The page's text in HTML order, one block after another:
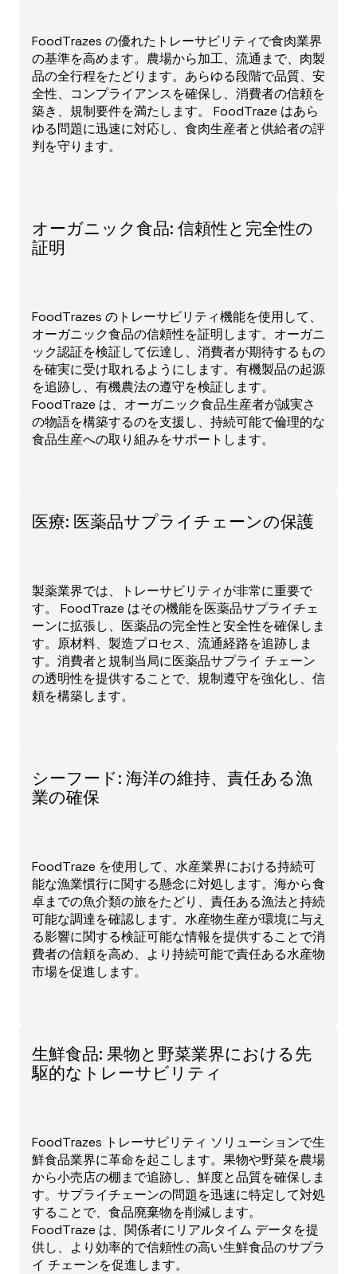
FoodTrazes の優れたトレーサビリティで食肉業界
の基準を高めます。農場から加工、流通まで、肉製
品の全行程をたどります。あらゆる段階で品質、安
全性、コンプライアンスを確保し、消費者の信頼を
築き、規制要件を満たします。 FoodTraze はあら
ゆる問題に迅速に対応し、食肉生産者と供給者の評
判を守ります。
オーガニック食品: 信頼性と完全性の
証明
FoodTrazes のトレーサビリティ機能を使用して、
オーガニック食品の信頼性を証明します。オーガニ
ック認証を検証して伝達し、消費者が期待するもの
を確実に受け取れるようにします。有機製品の起源
を追跡し、有機農法の遵守を検証します。
FoodTraze は、オーガニック食品生産者が誠実さ
の物語を構築するのを支援し、持続可能で倫理的な
食品生産への取り組みをサポートします。
医療: 医薬品サプライチェーンの保護
製薬業界では、トレーサビリティが非常に重要で
す。 FoodTraze はその機能を医薬品サプライチェ
ーンに拡張し、医薬品の完全性と安全性を確保しま
す。原材料、製造プロセス、流通経路を追跡しま
す。消費者と規制当局に医薬品サプライ チェーン
の透明性を提供することで、規制遵守を強化し、信
頼を構築します。
シーフード: 海洋の維持、責任ある漁
業の確保
FoodTraze を使用して、水産業界における持続可
能な漁業慣行に関する懸念に対処します。海から食
卓までの魚介類の旅をたどり、責任ある漁法と持続
可能な調達を確認します。水産物生産が環境に与え
る影響に関する検証可能な情報を提供することで消
費者の信頼を高め、より持続可能で責任ある水産物
市場を促進します。
生鮮食品: 果物と野菜業界における先
駆的なトレーサビリティ
FoodTrazes トレーサビリティ ソリューションで生
鮮食品業界に革命を起こします。果物や野菜を農場
から小売店の棚まで追跡し、鮮度と品質を確保しま
す。サプライチェーンの問題を迅速に特定して対処
することで、食品廃棄物を削減します。
FoodTraze は、関係者にリアルタイム データを提
供し、より効率的で信頼性の高い生鮮食品のサプラ
イ チェーンを促進します。